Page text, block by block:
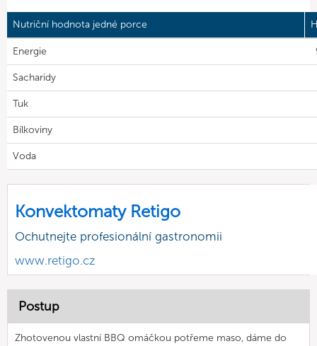
Nutriční hodnota jedné porce
Energie
Sacharidy
Tuk
Bílkoviny
Voda
Konvektomaty Retigo
Ochutnejte profesionální gastronomii
www.retigo.cz
Postup
Zhotovenou vlastní BBQ omáčkou potřeme maso, dáme do